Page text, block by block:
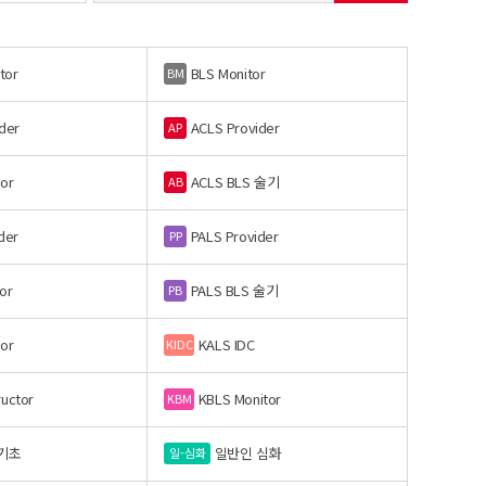
BM BLS Monitor
AP ACLS Provider
AB ACLS BLS 술기
PP PALS Provider
PB PALS BLS 술기
KIDC KALS IDC
KBM KBLS Monitor
초 일-심화 일반인 심화